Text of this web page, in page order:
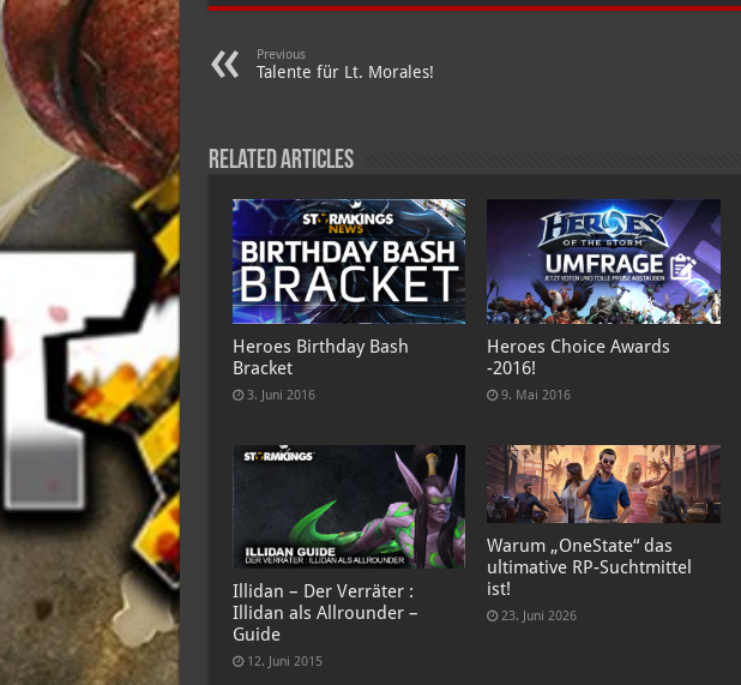
Previous
Talente für Lt. Morales!
Related Articles
Heroes Birthday Bash
Bracket
3. Juni 2016
Heroes Choice Awards
-2016!
9. Mai 2016
Illidan – Der Verräter :
Illidan als Allrounder –
Guide
12. Juni 2015
Warum „OneState“ das
ultimative RP-Suchtmittel
ist!
23. Juni 2026